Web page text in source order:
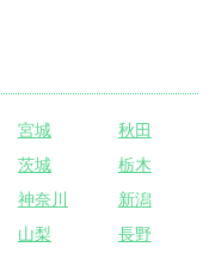
宮城
秋田
茨城
栃木
神奈川
新潟
山梨
長野